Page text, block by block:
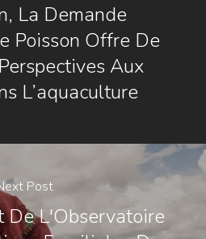
La Demande
Poisson Offre De
Aux
L’aquaculture
Post
De L'Observatoire